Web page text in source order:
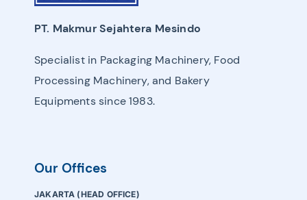
PT. Makmur Sejahtera Mesindo
Specialist in Packaging Machinery, Food
Processing Machinery, and Bakery
Equipments since 1983.
Our Offices
JAKARTA (HEAD OFFICE)